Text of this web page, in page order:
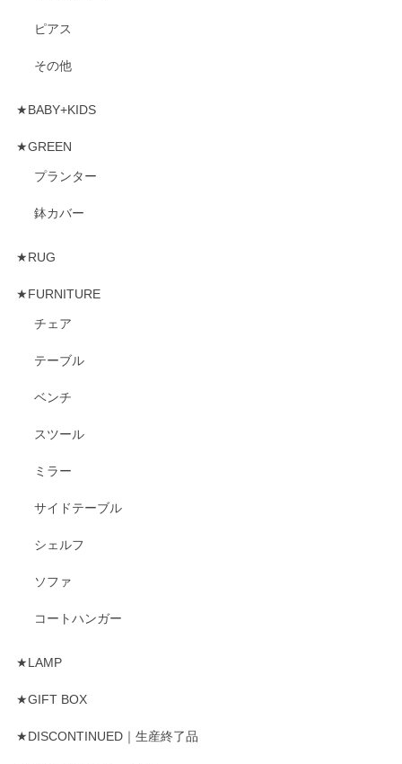
ピアス
その他
★BABY+KIDS
★GREEN
プランター
鉢カバー
★RUG
★FURNITURE
チェア
テーブル
ベンチ
スツール
ミラー
サイドテーブル
シェルフ
ソファ
コートハンガー
★LAMP
★GIFT BOX
★DISCONTINUED｜生産終了品